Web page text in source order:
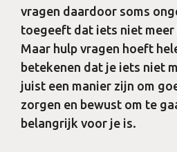
vragen daardoor soms
toegeeft dat iets niet meer
Maar hulp vragen hoeft
betekenen dat je iets niet
juist een manier zijn om
zorgen en bewust om te
belangrijk voor je is.